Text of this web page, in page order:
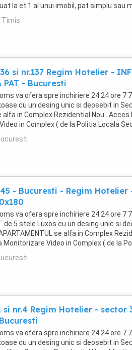
la et.1 al unui imobil, pat simplu sau
spălat, ...
Timis
si nr.137 Regim Hotelier -
PAT - Bucuresti
va ofera spre inchiriere 24 24 ore 7
cu un desing unic si deosebit in
alfa in Complex Rezidential Nou . Acces
in Complex ( de la Politia Locala
in complex ...
- Bucuresti - Regim Hotelier
va ofera spre inchiriere 24 24 ore 7 7
de 5 stele Luxos cu un desing unic si
se alfa in Complex
Monitorizare Video in Complex ( de la
parcare PRIVAT in complex ...
si nr.4 Regim Hotelier - sector
va ofera spre inchiriere 24 24 ore 7
cu un desing unic si deosebit in